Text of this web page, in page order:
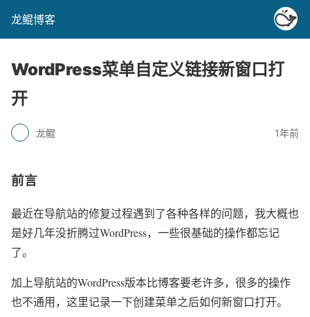
龙鲲博客
WordPress菜单自定义链接新窗口打
开
龙鲲 1年前
前言
最近在导航站的修复过程遇到了各种各样的问题，我大概也
是好几年没折腾过WordPress，一些很基础的操作都忘记
了。
加上导航站的WordPress版本比博客要老许多，很多的操作
也不通用，这里记录一下创建菜单之后如何新窗口打开。